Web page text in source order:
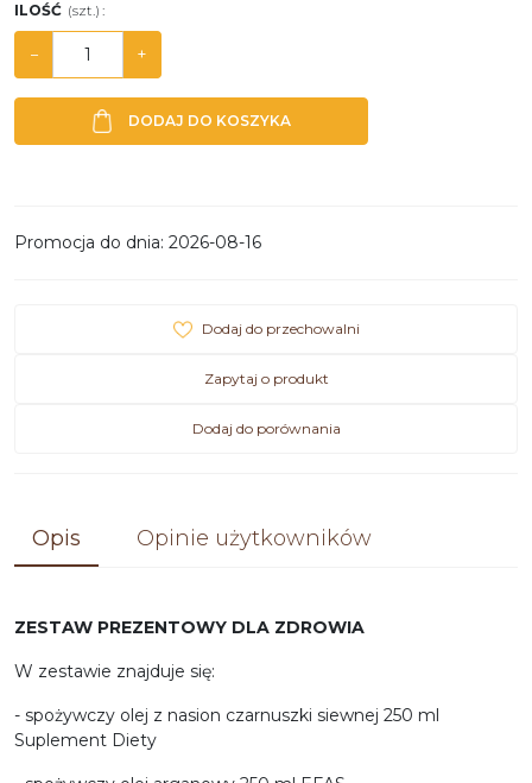
ILOŚĆ (szt.) :
− +
DODAJ DO KOSZYKA
Promocja do dnia: 2026-08-16
Dodaj do przechowalni
Zapytaj o produkt
Dodaj do porównania
Opis Opinie użytkowników
ZESTAW PREZENTOWY DLA ZDROWIA
W zestawie znajduje się:
- spożywczy olej z nasion czarnuszki siewnej 250 ml
Suplement Diety